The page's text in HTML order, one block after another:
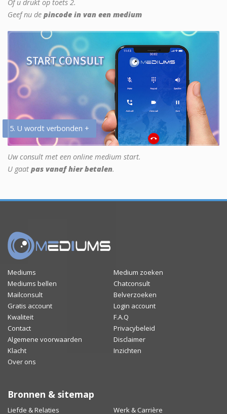
Of u drukt op toets 2.
Geef nu de pincode in van een medium
5. U wordt verbonden +
Uw consult met een online medium start.
U gaat pas vanaf hier betalen.
Mediums
Medium zoeken
Mediums bellen
Chatconsult
Mailconsult
Belverzoeken
Gratis account
Login account
Kwaliteit
F.A.Q
Contact
Privacybeleid
Algemene voorwaarden
Disclaimer
Klacht
Inzichten
Over ons
Bronnen & sitemap
Liefde & Relaties Werk & Carrière